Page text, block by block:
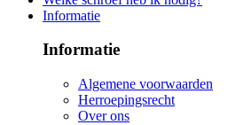
Informatie
Informatie
Algemene voorwaarden
Herroepingsrecht
Over ons